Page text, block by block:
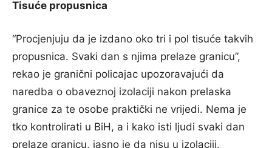
Tisuće propusnica
“Procjenjuju da je izdano oko tri i pol tisuće takvih
propusnica. Svaki dan s njima prelaze granicu”,
rekao je granični policajac upozoravajući da
naredba o obaveznoj izolaciji nakon prelaska
granice za te osobe praktički ne vrijedi. Nema je
tko kontrolirati u BiH, a i kako isti ljudi svaki dan
prelaze granicu, jasno je da nisu u izolaciji.